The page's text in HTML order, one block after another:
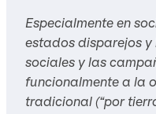
Especialmente en
estados disparejos y
sociales y las
funcionalmente a la
tradicional (“por